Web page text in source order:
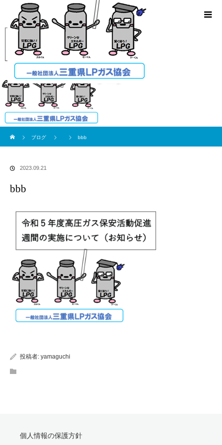
ブログ
ブログ
bbb
2023.09.21
bbb
投稿者: yamaguchi
個人情報の保護方針